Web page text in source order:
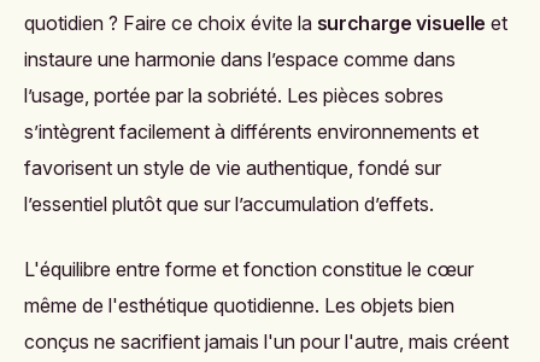
quotidien ? Faire ce choix évite la surcharge visuelle et
instaure une harmonie dans l’espace comme dans
l’usage, portée par la sobriété. Les pièces sobres
s’intègrent facilement à différents environnements et
favorisent un style de vie authentique, fondé sur
l’essentiel plutôt que sur l’accumulation d’effets.
L'équilibre entre forme et fonction constitue le cœur
même de l'esthétique quotidienne. Les objets bien
conçus ne sacrifient jamais l'un pour l'autre, mais créent